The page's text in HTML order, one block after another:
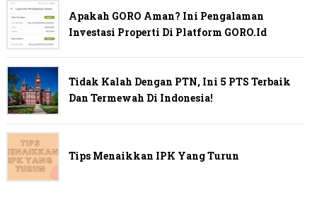
Apakah GORO Aman? Ini Pengalaman
Investasi Properti Di Platform GORO.id
Tidak Kalah Dengan PTN, Ini 5 PTS Terbaik
Dan Termewah Di Indonesia!
Tips Menaikkan IPK Yang Turun